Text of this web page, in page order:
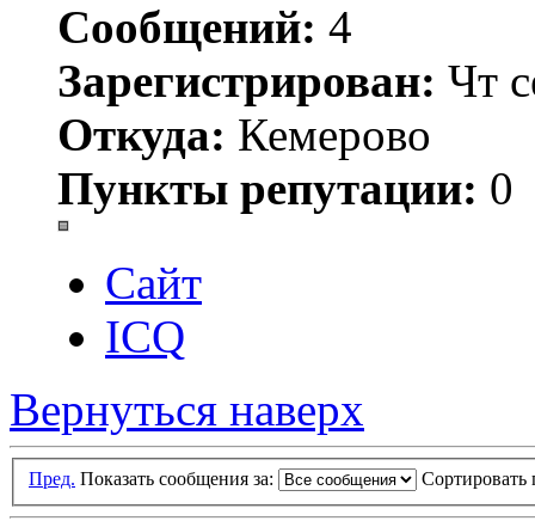
Сообщений: 4
Зарегистрирован: Чт
Откуда: Кемерово
Пункты репутации: 0
Сайт
ICQ
Вернуться наверх
Пред. Показать сообщения за: Сортировать